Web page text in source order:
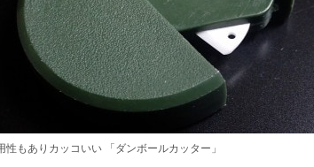
性もありカッコいい 「ダンボールカッター」